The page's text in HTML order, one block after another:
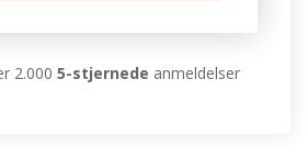
2.0005-stjernede anmeldelser